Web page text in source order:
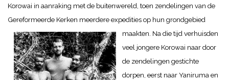
Korowai in aanraking met de buitenwereld, toen zendelingen van de
Gereformeerde Kerken meerdere expedities op hun grondgebied
maakten. Na die tijd verhuisden
veel jongere Korowai naar door
de zendelingen gestichte
dorpen, eerst naar Yaniruma en